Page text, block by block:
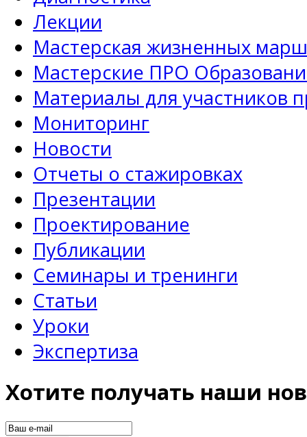
Лекции
Мастерская жизненных
Мастерские ПРО
Материалы для участников
Мониторинг
Новости
Отчеты о стажировках
Презентации
Проектирование
Публикации
Семинары и тренинги
Статьи
Уроки
Экспертиза
Хотите получать наши